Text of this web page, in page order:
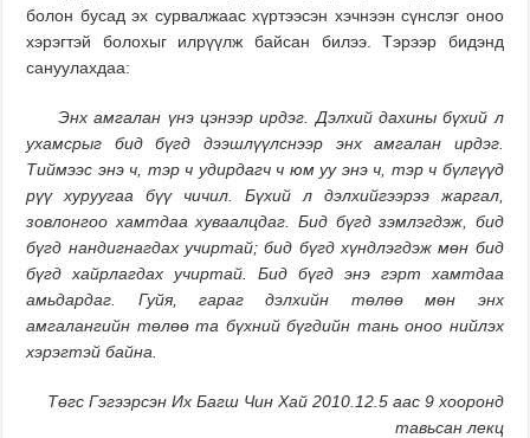
болон бусад эх сурвалжаас хүртээсэн хэчнээн сүнслэг оноо
хэрэгтэй болохыг илрүүлж байсан билээ. Тэрээр бидэнд
сануулахдаа:
Энх амгалан үнэ цэнээр ирдэг. Дэлхий дахины бүхий л
ухамсрыг бид бүгд дээшлүүлснээр энх амгалан ирдэг.
Тиймээс энэ ч, тэр ч удирдагч ч юм уу энэ ч, тэр ч бүлгүүд
рүү хуруугаа бүү чичил. Бүхий л дэлхийгээрээ жаргал,
зовлонгоо хамтдаа хуваалцдаг. Бид бүгд зэмлэгдэж, бид
бүгд нандигнагдах учиртай;бид бүгд хүндлэгдэж мөн бид
бүгд хайрлагдах учиртай. Бид бүгд энэ гэрт хамтдаа
амьдардаг. Гуйя, гараг дэлхийн төлөө мөн энх
амгалангийн төлөө та бүхний бүгдийн тань оноо нийлэх
хэрэгтэй байна.
Төгс Гэгээрсэн Их Багш Чин Хай 2010.12.5 аас 9 хооронд
тавьсан лекц